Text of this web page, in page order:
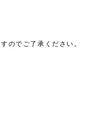
のでご了承ください。